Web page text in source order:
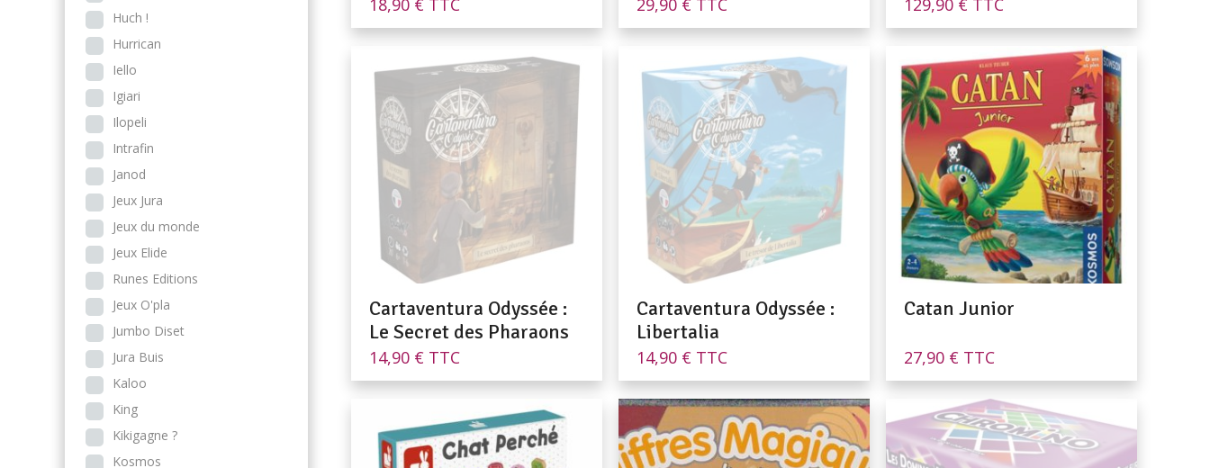
Cartaventura Odyssée :
Le Secret des Pharaons
14,90 € TTC
Cartaventura Odyssée :
Libertalia
14,90 € TTC
Catan Junior
27,90 € TTC
Huch !
Hurrican
Iello
Igiari
Ilopeli
Intrafin
Janod
Jeux Jura
Jeux du monde
Jeux Elide
Runes Editions
Jeux O'pla
Jumbo Diset
Jura Buis
Kaloo
King
Kikigagne ?
Kosmos